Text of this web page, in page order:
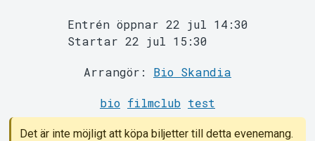
MyTickster
Entrén öppnar 22 jul 14:30
Startar 22 jul 15:30
Arrangör: Bio Skandia
bio filmclub test
Det är inte möjligt att köpa biljetter till detta evenemang.